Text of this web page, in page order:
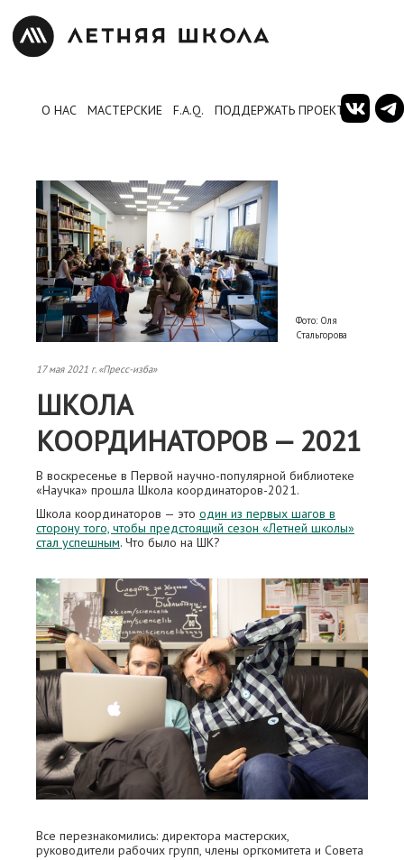
О НАС МАСТЕРСКИЕ F.A.Q. ПОДДЕРЖАТЬ ПРОЕКТ
Фото: Оля
Стальгорова
17 мая 2021 г. «Пресс-изба»
ШКОЛА
КООРДИНАТОРОВ — 2021
В воскресенье в Первой научно-популярной библиотеке
«Научка» прошла Школа координаторов-2021.
Школа координаторов — это один из первых шагов в
сторону того, чтобы предстоящий сезон «Летней школы»
стал успешным. Что было на ШК?
Все перезнакомились: директора мастерских,
руководители рабочих групп, члены оргкомитета и Совета